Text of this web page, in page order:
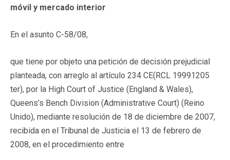
móvil y mercado interior
En el asunto C-58/08,
que tiene por objeto una petición de decisión prejudicial
planteada, con arreglo al artículo 234 CE(RCL 19991205
ter), por la High Court of Justice (England & Wales),
Queens’s Bench Division (Administrative Court) (Reino
Unido), mediante resolución de 18 de diciembre de 2007,
recibida en el Tribunal de Justicia el 13 de febrero de
2008, en el procedimiento entre